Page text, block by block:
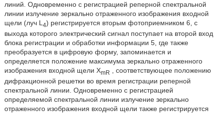
линий. Одновременно с регистрацией реперной спектральной
линии излучение зеркально отраженного изображения входной
щели (луч L4) регистрируется вторым фотоприемником 6, с
выхода которого электрический сигнал поступает на второй вход
блока регистрации и обработки информации 5, где также
преобразуется в цифровую форму, запоминается и
определяется положение максимума зеркально отраженного
изображения входной щели XmR
, соответствующее положению
дифракционной решетки во время регистрации реперной
спектральной линии. Одновременно с регистрацией
определяемой спектральной линии излучение зеркально
отраженного изображения входной щели также регистрируется